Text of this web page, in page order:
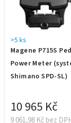
Magene P715S
Power Meter
Shimano SPD-SL)
>5 ks
9 061,98 Kč bez
10 965 Kč